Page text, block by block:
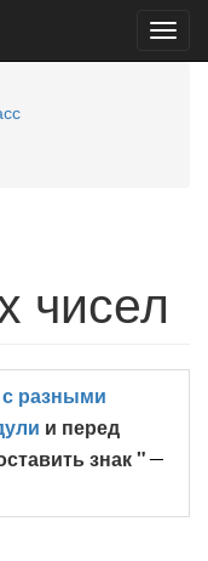
чисел
с разными
и перед
знак "